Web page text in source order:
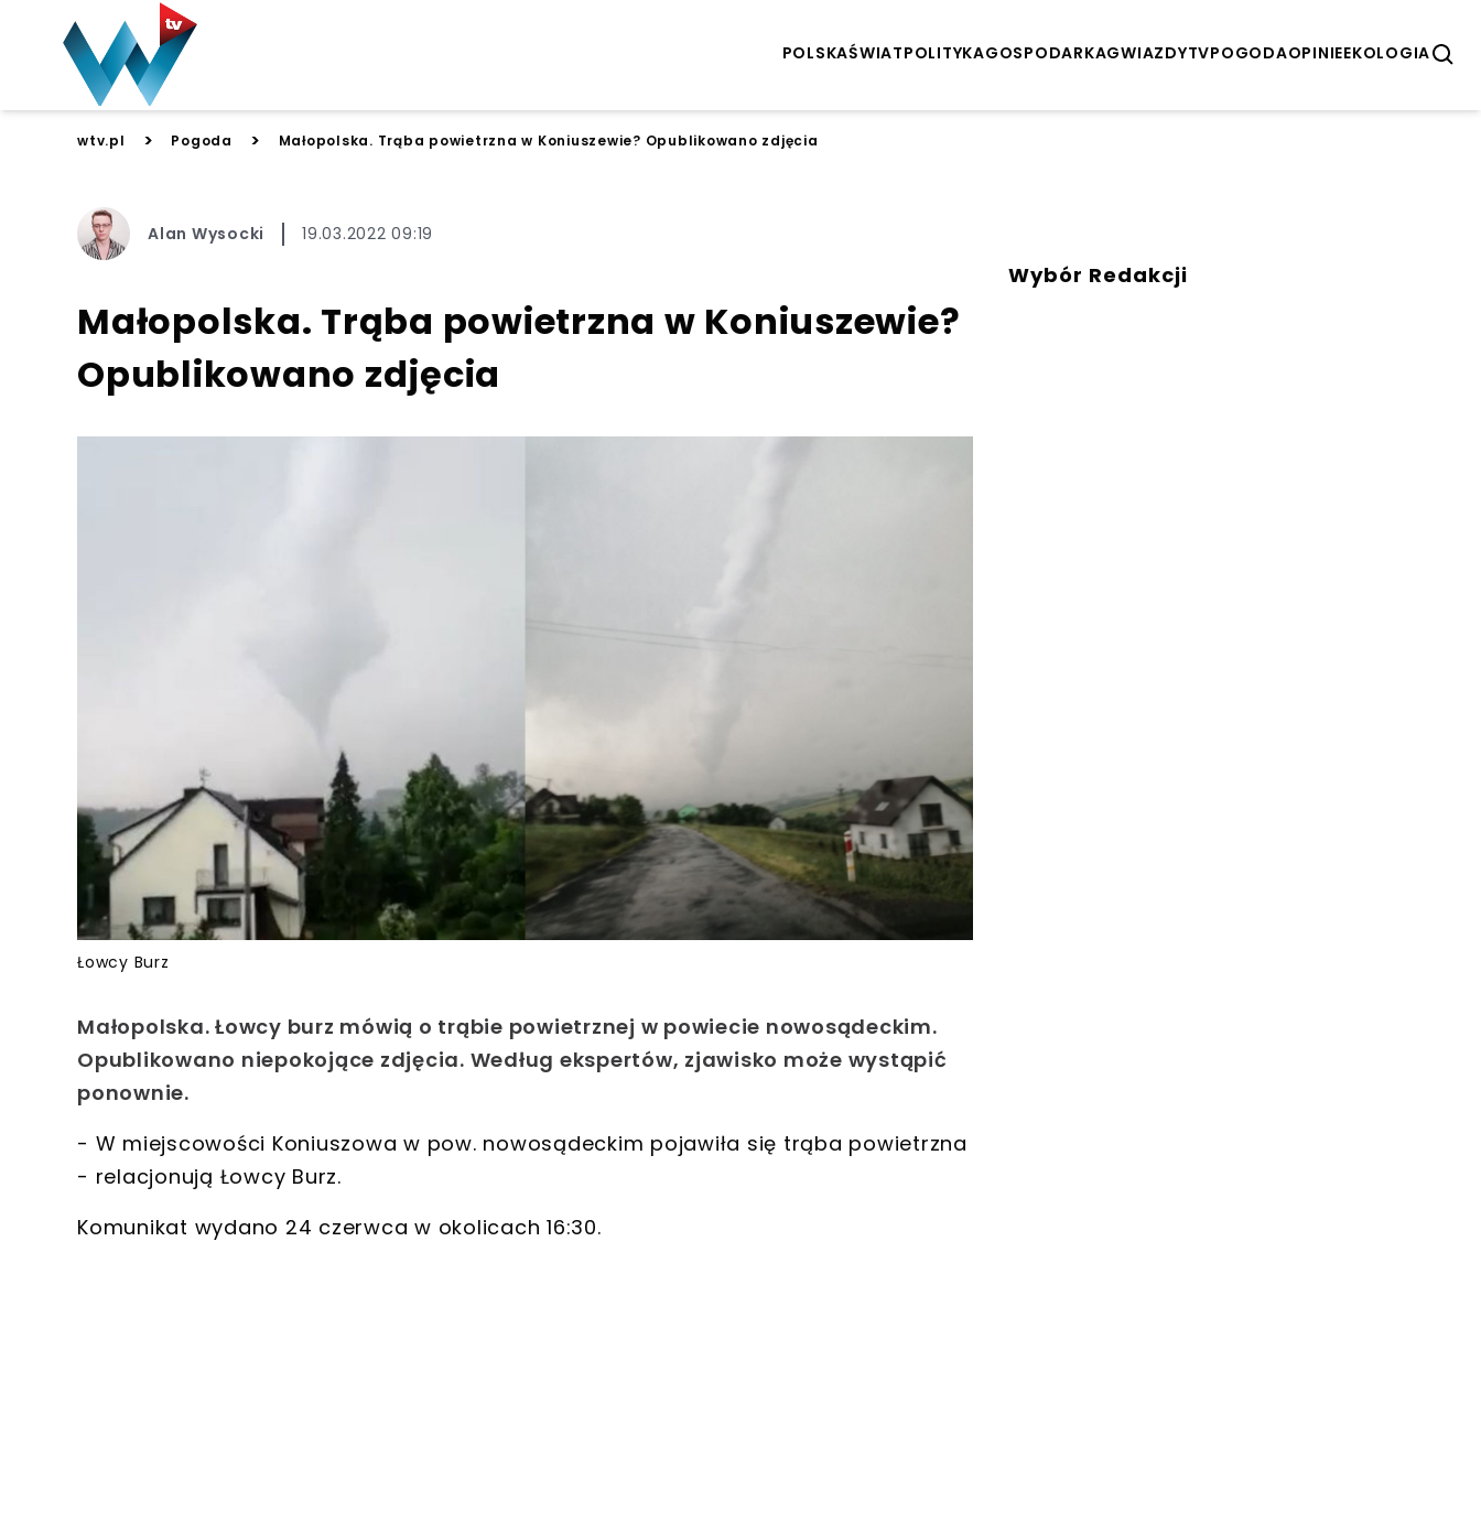
POLSKAŚWIATPOLITYKAGOSPODARKAGWIAZDYTVPOGODAOPINIEEKOLOGIA
wtv.pl > Pogoda > Małopolska. Trąba powietrzna w Koniuszewie? Opublikowano zdjęcia
Alan Wysocki 19.03.2022 09:19
Małopolska. Trąba powietrzna w Koniuszewie?
Opublikowano zdjęcia
Łowcy Burz
Małopolska. Łowcy burz mówią o trąbie powietrznej w powiecie nowosądeckim.
Opublikowano niepokojące zdjęcia. Według ekspertów, zjawisko może wystąpić
ponownie.
- W miejscowości Koniuszowa w pow. nowosądeckim pojawiła się trąba powietrzna
- relacjonują Łowcy Burz.
Komunikat wydano 24 czerwca w okolicach 16:30.
Wybór Redakcji